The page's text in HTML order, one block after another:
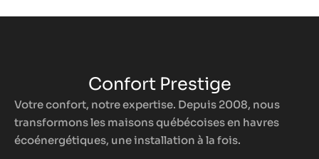
Confort Prestige
Votre confort, notre expertise. Depuis 2008, nous
transformons les maisons québécoises en havres
écoénergétiques, une installation à la fois.